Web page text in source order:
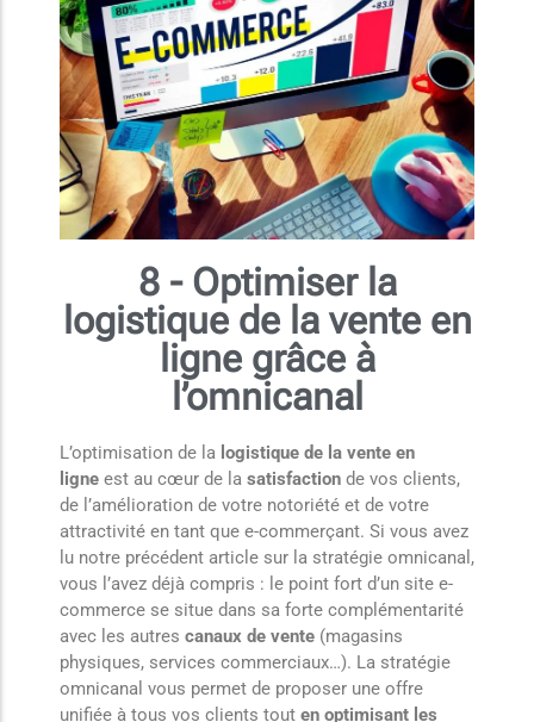
8 - Optimiser la
logistique de la vente en
ligne grâce à
l’omnicanal
L’optimisation de la logistique de la vente en
ligne est au cœur de la satisfaction de vos clients,
de l’amélioration de votre notoriété et de votre
attractivité en tant que e-commerçant. Si vous avez
lu notre précédent article sur la stratégie omnicanal,
vous l’avez déjà compris : le point fort d’un site e-
commerce se situe dans sa forte complémentarité
avec les autres canaux de vente (magasins
physiques, services commerciaux…). La stratégie
omnicanal vous permet de proposer une offre
unifiée à tous vos clients tout en optimisant les